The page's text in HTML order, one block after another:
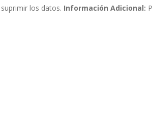
los datos. Información Adicional: